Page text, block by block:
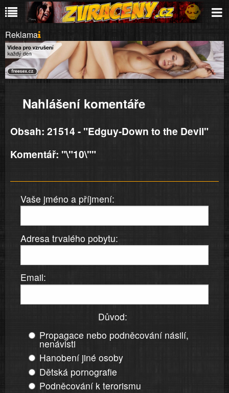
Reklama
Nahlášení komentáře
Obsah: 21514 - "Edguy-Down to the Devil"
Komentář: "\"10\""
Vaše jméno a příjmení:
Adresa trvalého pobytu:
Email:
Důvod:
Propagace nebo podněcování násilí,
nenávisti
Hanobení jiné osoby
Dětská pornografie
Podněcování k terorismu